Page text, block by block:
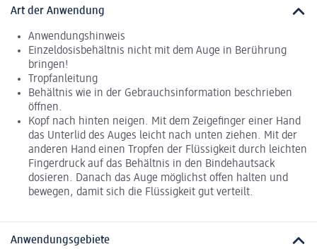
Art der Anwendung
Anwendungshinweis
Einzeldosisbehältnis nicht mit dem Auge in Berührung
bringen!
Tropfanleitung
Behältnis wie in der Gebrauchsinformation beschrieben
öffnen.
Kopf nach hinten neigen. Mit dem Zeigefinger einer Hand
das Unterlid des Auges leicht nach unten ziehen. Mit der
anderen Hand einen Tropfen der Flüssigkeit durch leichten
Fingerdruck auf das Behältnis in den Bindehautsack
dosieren. Danach das Auge möglichst offen halten und
bewegen, damit sich die Flüssigkeit gut verteilt.
Anwendungsgebiete